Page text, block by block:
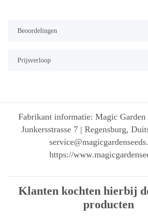
Beoordelingen
Prijsverloop
Fabrikant informatie: Magic Garden
Junkersstrasse 7 | Regensburg,
https://
Klanten kochten hierbij
producten